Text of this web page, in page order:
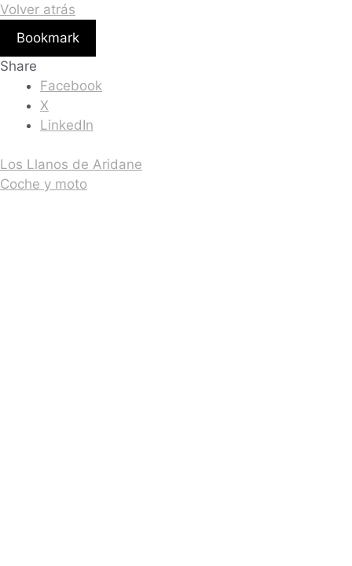
Volver atrás
Bookmark
Share
Facebook
X
LinkedIn
Los Llanos de Aridane
Coche y moto